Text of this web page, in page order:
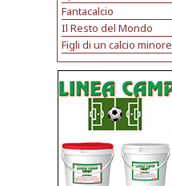
Fantacalcio
Il Resto del Mondo
Figli di un calcio minore